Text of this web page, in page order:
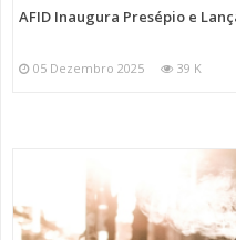
AFID Inaugura Presépio e
05 Dezembro 2025 39 K